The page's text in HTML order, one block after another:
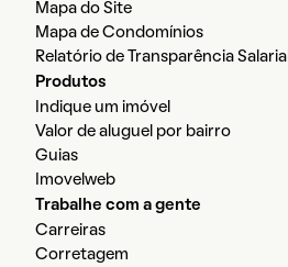
Mapa do Site
Mapa de Condomínios
Relatório de Transparência Salarial
Produtos
Indique um imóvel
Valor de aluguel por bairro
Guias
Imovelweb
Trabalhe com a gente
Carreiras
Corretagem